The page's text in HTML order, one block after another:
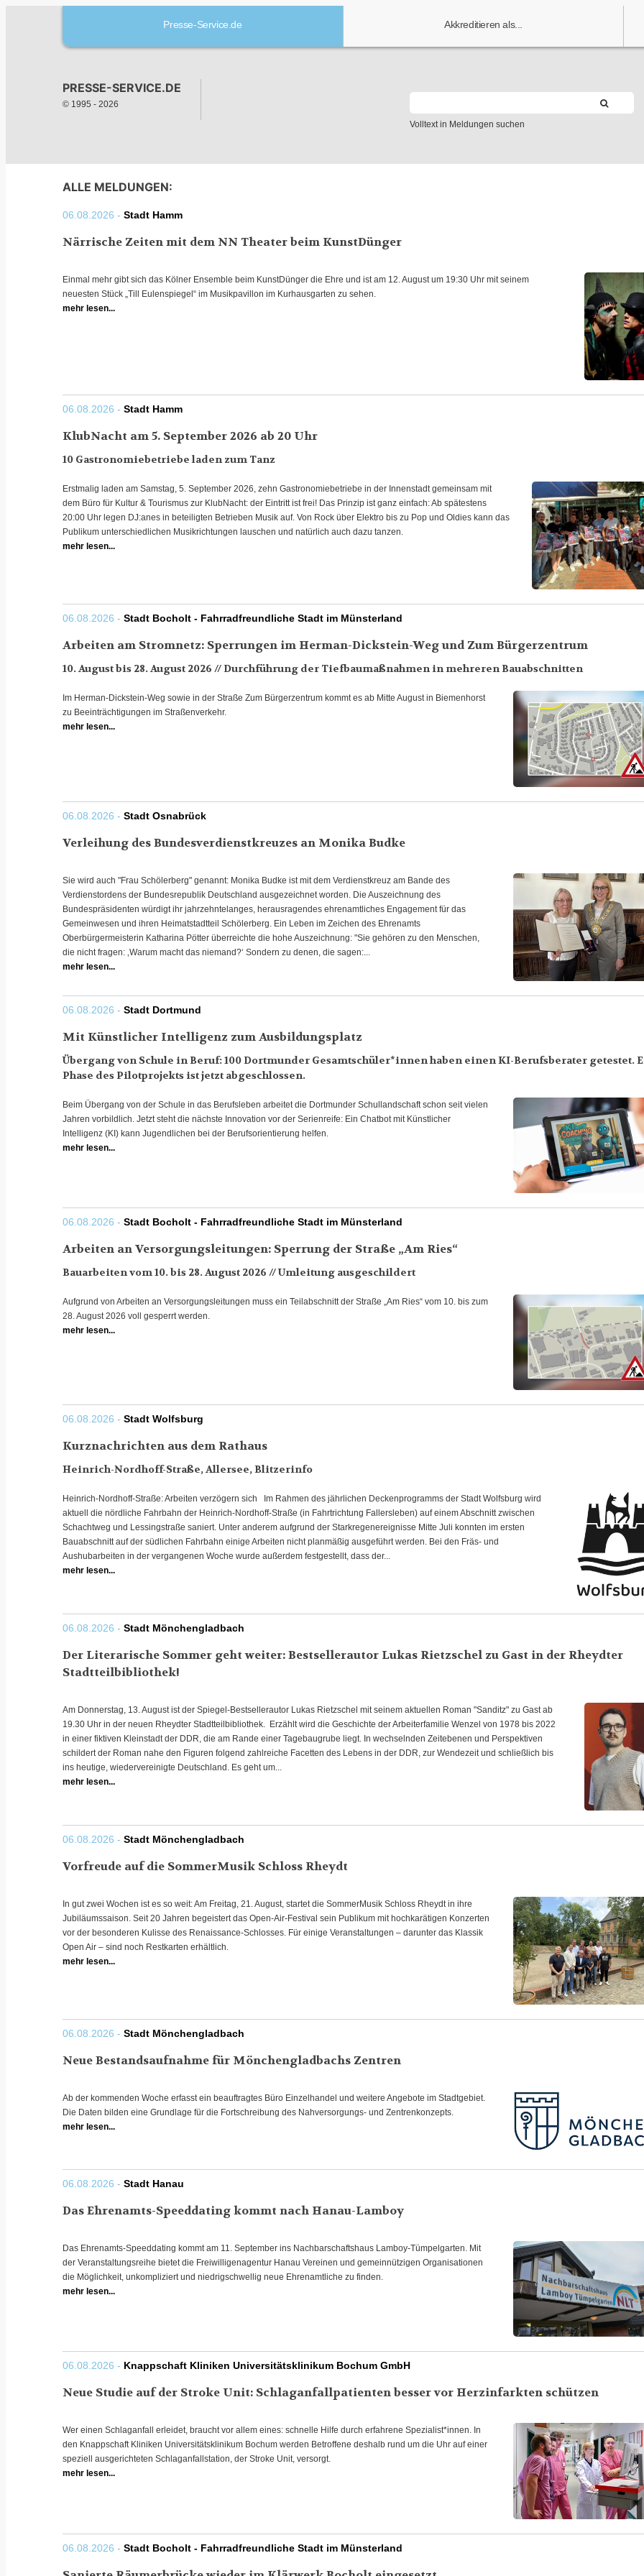
Presse-Service.de Akkreditieren als...
PRESSE-SERVICE.DE
© 1995 - 2026
Volltext in Meldungen suchen
ALLE MELDUNGEN:
06.08.2026 - Stadt Hamm
Närrische Zeiten mit dem NN Theater beim KunstDünger
Einmal mehr gibt sich das Kölner Ensemble beim KunstDünger die Ehre und ist am 12. August um 19:30 Uhr mit seinem
neuesten Stück „Till Eulenspiegel“ im Musikpavillon im Kurhausgarten zu sehen.
mehr lesen...
06.08.2026 - Stadt Hamm
KlubNacht am 5. September 2026 ab 20 Uhr
10 Gastronomiebetriebe laden zum Tanz
Erstmalig laden am Samstag, 5. September 2026, zehn Gastronomiebetriebe in der Innenstadt gemeinsam mit
dem Büro für Kultur & Tourismus zur KlubNacht: der Eintritt ist frei! Das Prinzip ist ganz einfach: Ab spätestens
20:00 Uhr legen DJ:anes in beteiligten Betrieben Musik auf. Von Rock über Elektro bis zu Pop und Oldies kann das
Publikum unterschiedlichen Musikrichtungen lauschen und natürlich auch dazu tanzen.
mehr lesen...
06.08.2026 - Stadt Bocholt - Fahrradfreundliche Stadt im Münsterland
Arbeiten am Stromnetz: Sperrungen im Herman-Dickstein-Weg und Zum Bürgerzentrum
10. August bis 28. August 2026 // Durchführung der Tiefbaumaßnahmen in mehreren Bauabschnitten
Im Herman-Dickstein-Weg sowie in der Straße Zum Bürgerzentrum kommt es ab Mitte August in Biemenhorst
zu Beeinträchtigungen im Straßenverkehr.
mehr lesen...
06.08.2026 - Stadt Osnabrück
Verleihung des Bundesverdienstkreuzes an Monika Budke
Sie wird auch "Frau Schölerberg" genannt: Monika Budke ist mit dem Verdienstkreuz am Bande des
Verdienstordens der Bundesrepublik Deutschland ausgezeichnet worden. Die Auszeichnung des
Bundespräsidenten würdigt ihr jahrzehntelanges, herausragendes ehrenamtliches Engagement für das
Gemeinwesen und ihren Heimatstadtteil Schölerberg. Ein Leben im Zeichen des Ehrenamts
Oberbürgermeisterin Katharina Pötter überreichte die hohe Auszeichnung: "Sie gehören zu den Menschen,
die nicht fragen: ‚Warum macht das niemand?‘ Sondern zu denen, die sagen:...
mehr lesen...
06.08.2026 - Stadt Dortmund
Mit Künstlicher Intelligenz zum Ausbildungsplatz
Übergang von Schule in Beruf: 100 Dortmunder Gesamtschüler*innen haben einen KI-Berufsberater getestet.
Phase des Pilotprojekts ist jetzt abgeschlossen.
Beim Übergang von der Schule in das Berufsleben arbeitet die Dortmunder Schullandschaft schon seit vielen
Jahren vorbildlich. Jetzt steht die nächste Innovation vor der Serienreife: Ein Chatbot mit Künstlicher
Intelligenz (KI) kann Jugendlichen bei der Berufsorientierung helfen.
mehr lesen...
06.08.2026 - Stadt Bocholt - Fahrradfreundliche Stadt im Münsterland
Arbeiten an Versorgungsleitungen: Sperrung der Straße „Am Ries“
Bauarbeiten vom 10. bis 28. August 2026 // Umleitung ausgeschildert
Aufgrund von Arbeiten an Versorgungsleitungen muss ein Teilabschnitt der Straße „Am Ries“ vom 10. bis zum
28. August 2026 voll gesperrt werden.
mehr lesen...
06.08.2026 - Stadt Wolfsburg
Kurznachrichten aus dem Rathaus
Heinrich-Nordhoff-Straße, Allersee, Blitzerinfo
Heinrich-Nordhoff-Straße: Arbeiten verzögern sich Im Rahmen des jährlichen Deckenprogramms der Stadt Wolfsburg wird
aktuell die nördliche Fahrbahn der Heinrich-Nordhoff-Straße (in Fahrtrichtung Fallersleben) auf einem Abschnitt zwischen
Schachtweg und Lessingstraße saniert. Unter anderem aufgrund der Starkregenereignisse Mitte Juli konnten im ersten
Bauabschnitt auf der südlichen Fahrbahn einige Arbeiten nicht planmäßig ausgeführt werden. Bei den Fräs- und
Aushubarbeiten in der vergangenen Woche wurde außerdem festgestellt, dass der...
mehr lesen...
06.08.2026 - Stadt Mönchengladbach
Der Literarische Sommer geht weiter: Bestsellerautor Lukas Rietzschel zu Gast in der Rheydter
Stadtteilbibliothek!
Am Donnerstag, 13. August ist der Spiegel-Bestsellerautor Lukas Rietzschel mit seinem aktuellen Roman "Sanditz" zu Gast ab
19.30 Uhr in der neuen Rheydter Stadtteilbibliothek. Erzählt wird die Geschichte der Arbeiterfamilie Wenzel von 1978 bis 2022
in einer fiktiven Kleinstadt der DDR, die am Rande einer Tagebaugrube liegt. In wechselnden Zeitebenen und Perspektiven
schildert der Roman nahe den Figuren folgend zahlreiche Facetten des Lebens in der DDR, zur Wendezeit und schließlich bis
ins heutige, wiedervereinigte Deutschland. Es geht um...
mehr lesen...
06.08.2026 - Stadt Mönchengladbach
Vorfreude auf die SommerMusik Schloss Rheydt
In gut zwei Wochen ist es so weit: Am Freitag, 21. August, startet die SommerMusik Schloss Rheydt in ihre
Jubiläumssaison. Seit 20 Jahren begeistert das Open-Air-Festival sein Publikum mit hochkarätigen Konzerten
vor der besonderen Kulisse des Renaissance-Schlosses. Für einige Veranstaltungen – darunter das Klassik
Open Air – sind noch Restkarten erhältlich.
mehr lesen...
06.08.2026 - Stadt Mönchengladbach
Neue Bestandsaufnahme für Mönchengladbachs Zentren
Ab der kommenden Woche erfasst ein beauftragtes Büro Einzelhandel und weitere Angebote im Stadtgebiet.
Die Daten bilden eine Grundlage für die Fortschreibung des Nahversorgungs- und Zentrenkonzepts.
mehr lesen...
06.08.2026 - Stadt Hanau
Das Ehrenamts-Speeddating kommt nach Hanau-Lamboy
Das Ehrenamts-Speeddating kommt am 11. September ins Nachbarschaftshaus Lamboy-Tümpelgarten. Mit
der Veranstaltungsreihe bietet die Freiwilligenagentur Hanau Vereinen und gemeinnützigen Organisationen
die Möglichkeit, unkompliziert und niedrigschwellig neue Ehrenamtliche zu finden.
mehr lesen...
06.08.2026 - Knappschaft Kliniken Universitätsklinikum Bochum GmbH
Neue Studie auf der Stroke Unit: Schlaganfallpatienten besser vor Herzinfarkten schützen
Wer einen Schlaganfall erleidet, braucht vor allem eines: schnelle Hilfe durch erfahrene Spezialist*innen. In
den Knappschaft Kliniken Universitätsklinikum Bochum werden Betroffene deshalb rund um die Uhr auf einer
speziell ausgerichteten Schlaganfallstation, der Stroke Unit, versorgt.
mehr lesen...
06.08.2026 - Stadt Bocholt - Fahrradfreundliche Stadt im Münsterland